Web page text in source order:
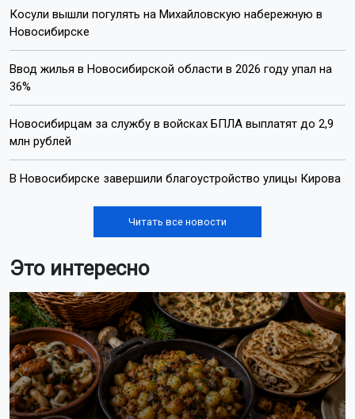
Косули вышли погулять на Михайловскую набережную в
Новосибирске
Ввод жилья в Новосибирской области в 2026 году упал на
36%
Новосибирцам за службу в войсках БПЛА выплатят до 2,9
млн рублей
В Новосибирске завершили благоустройство улицы Кирова
Читать все новости
Это интересно